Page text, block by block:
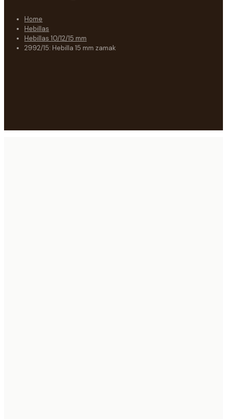
Home
Hebillas
Hebillas 10/12/15 mm
2992/15: Hebilla 15 mm zamak